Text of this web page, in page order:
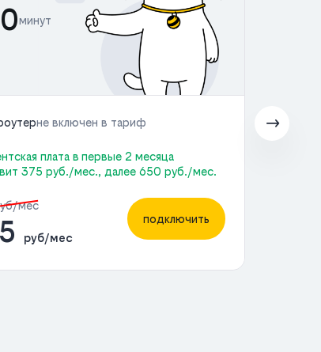
минут
не включен в тариф
плата в первые 2 месяца
375 руб./мес., далее 650 руб./мес.
мес
руб/мес
подключить